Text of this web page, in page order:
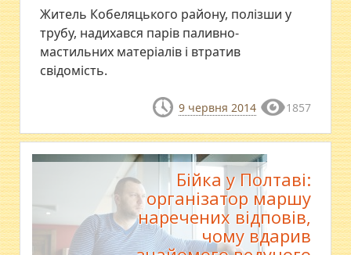
Житель Кобеляцького району, полізши у
трубу, надихався парів паливно-
мастильних матеріалів і втратив
свідомість.
9 червня 2014 1857
Бійка у Полтаві:
організатор маршу
наречених відповів,
чому вдарив